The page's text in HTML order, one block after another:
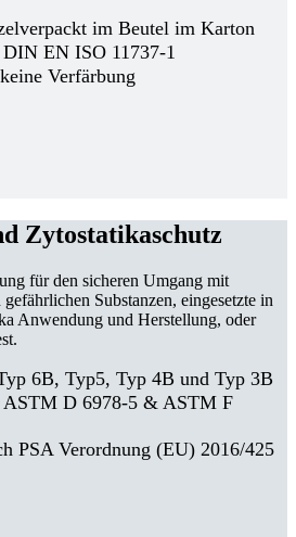
im Beutel im Karton
EN ISO 11737-1
Verfärbung
Zytostatikaschutz
für den sicheren Umgang mit
Substanzen, eingesetzte in
Anwendung und Herstellung, oder
6B, Typ5, Typ 4B und Typ 3B
ASTM D 6978-5 & ASTM F
PSA Verordnung (EU) 2016/425